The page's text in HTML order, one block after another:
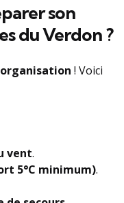
son
du Verdon ?
! Voici
vent.
5°C minimum).